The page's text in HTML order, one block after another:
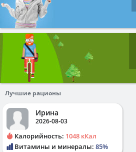
Лучшие рационы
Ирина
2026-08-03
Калорийность: 1048 кКал
Витамины и минералы: 85%